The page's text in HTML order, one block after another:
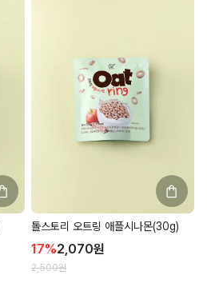
톨스토리 오트링 애플시나몬(30g)
17%2,070원
2,500원